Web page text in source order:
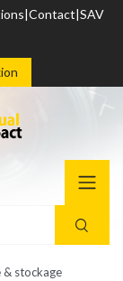
Contact SAV
stockage